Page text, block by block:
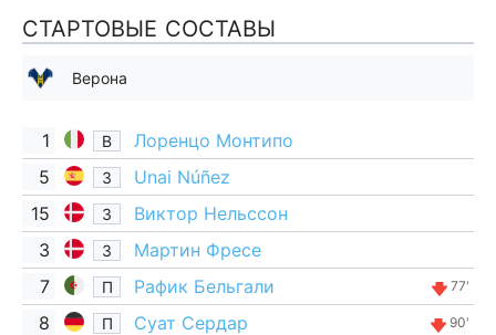
СТАРТОВЫЕ СОСТАВЫ
Верона
1 В
Лоренцо Монтипо
5
З
Unai Núñez
15
З
Виктор Нельссон
3
З
Мартин Фресе
7
П Рафик Бельгали 77'
8 П Суат Сердар 90'